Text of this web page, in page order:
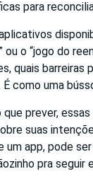
para
ou o “jogo do
quais barreiras
É como uma
que prever,
suas
um app, pode
pra